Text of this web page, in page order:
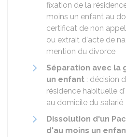
fixation de la
moins un enfant au
certificat de non
ou extrait d'acte de
mention du divorce
Séparation avec la
un enfant : décision
résidence habituelle
au domicile du salarié
Dissolution d'un
d'au moins un